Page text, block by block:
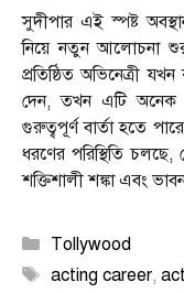
সুদীপার এই স্পষ্ট
নিয়ে নতুন আলোচনা
প্রতিষ্ঠিত অভিনেত্রী
দেন, তখন এটি অনেক
গুরুত্বপূর্ণ বার্তা হতে
ধরণের পরিস্থিতি
শক্তিশালী শঙ্কা এবং
Categories
Tollywood
Tags
acting career,